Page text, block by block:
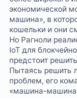
экономической
машина», в
кошельки и они
Но Рагноли
IoT для
предстоит
Пытаясь решить
проблем, его
«машина-